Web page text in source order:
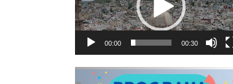
00:00 00:30